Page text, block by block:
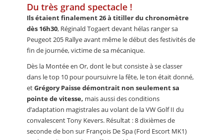
Du très grand spectacle !
Ils étaient finalement 26 à titiller du chronomètre
dès 16h30, Réginald Togaert devant hélas ranger sa
Peugeot 205 Rallye avant même le début des festivités de
fin de journée, victime de sa mécanique.
Dès la Montée en Or, dont le but consiste à se classer
dans le top 10 pour poursuivre la fête, le ton était donné,
etGrégory Paisse démontrait non seulement sa
pointe de vitesse, mais aussi des conditions
d’adaptation magistrales au volant de la VW Golf II du
convalescent Tony Kevers. Résultat : 8 dixièmes de
seconde de bon sur François De Spa (Ford Escort MK1)